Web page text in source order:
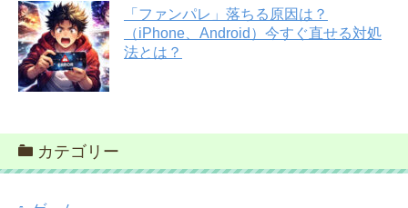
「ファンパレ」落ちる原因は？
（iPhone、Android）今すぐ直せる対処
法とは？
カテゴリー